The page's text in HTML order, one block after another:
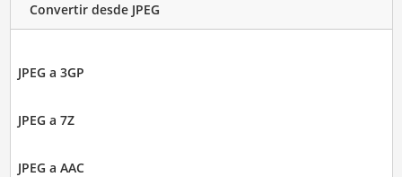
Convertir desde JPEG
JPEG a 3GP
JPEG a 7Z
JPEG a AAC